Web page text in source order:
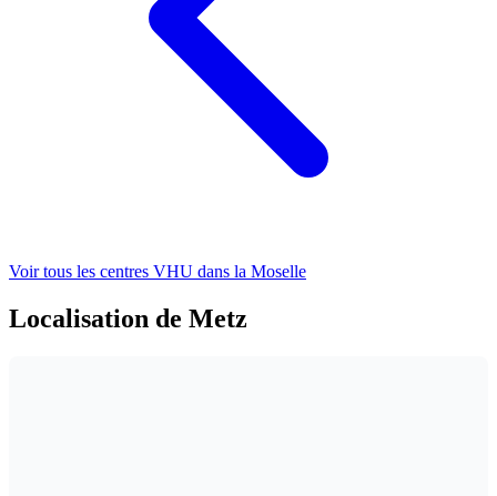
Voir tous les centres VHU dans la Moselle
Localisation de Metz